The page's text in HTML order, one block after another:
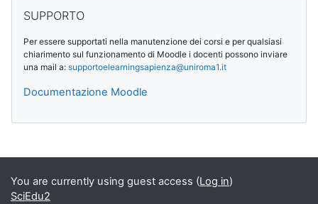
SUPPORTO
Per essere supportati nella manutenzione dei corsi e per qualsiasi
chiarimento sul funzionamento di Moodle i docenti possono inviare
una mail a: supportoelearningsapienza@uniroma1.it
Documentazione Moodle
Supplementary blocks
You are currently using guest access (Log in)
SciEdu2